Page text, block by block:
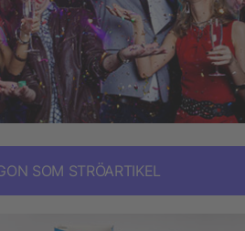
SOM STRÖARTIKEL